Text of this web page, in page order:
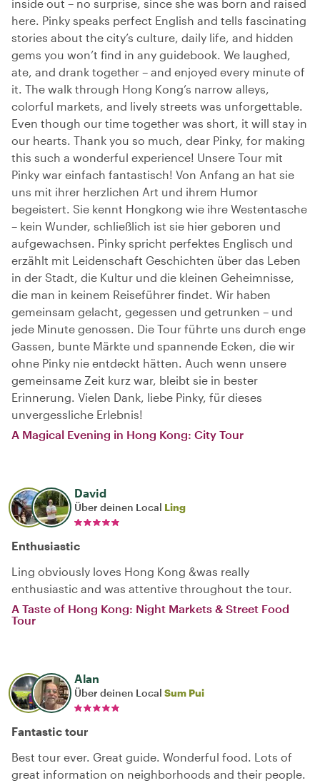
inside out – no surprise, since she was born and raised
here. Pinky speaks perfect English and tells fascinating
stories about the city’s culture, daily life, and hidden
gems you won’t find in any guidebook. We laughed,
ate, and drank together – and enjoyed every minute of
it. The walk through Hong Kong’s narrow alleys,
colorful markets, and lively streets was unforgettable.
Even though our time together was short, it will stay in
our hearts. Thank you so much, dear Pinky, for making
this such a wonderful experience! Unsere Tour mit
Pinky war einfach fantastisch! Von Anfang an hat sie
uns mit ihrer herzlichen Art und ihrem Humor
begeistert. Sie kennt Hongkong wie ihre Westentasche
– kein Wunder, schließlich ist sie hier geboren und
aufgewachsen. Pinky spricht perfektes Englisch und
erzählt mit Leidenschaft Geschichten über das Leben
in der Stadt, die Kultur und die kleinen Geheimnisse,
die man in keinem Reiseführer findet. Wir haben
gemeinsam gelacht, gegessen und getrunken – und
jede Minute genossen. Die Tour führte uns durch enge
Gassen, bunte Märkte und spannende Ecken, die wir
ohne Pinky nie entdeckt hätten. Auch wenn unsere
gemeinsame Zeit kurz war, bleibt sie in bester
Erinnerung. Vielen Dank, liebe Pinky, für dieses
unvergessliche Erlebnis!
A Magical Evening in Hong Kong: City Tour
David
Über deinen Local Ling
Enthusiastic
Ling obviously loves Hong Kong &was really
enthusiastic and was attentive throughout the tour.
A Taste of Hong Kong: Night Markets & Street Food
Tour
Alan
Über deinen Local Sum Pui
Fantastic tour
Best tour ever. Great guide. Wonderful food. Lots of
great information on neighborhoods and their people.